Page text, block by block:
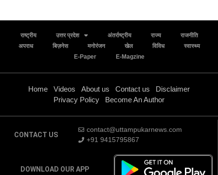
राष्ट्रीय उत्तर प्रदेश अंतर्राष्ट्रीय राज्य
राजनीति
अपराध
बिज़नेस मनोरंजन खेल विविध
स्वास्थ्य
E-Paper
E-Magzine
Home Videos About us Contact us
Disclaimer
Privacy Policy
Become An Author
CONTACT US
contact@uttampukarnews.com
+91 9415795867
DOWNLOAD OUR APP